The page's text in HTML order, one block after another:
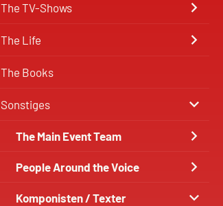
The TV-Shows
The Life
The Books
Sonstiges
The Main Event Team
People Around the Voice
Komponisten / Texter